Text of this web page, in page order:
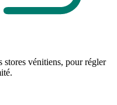
stores vénitiens, pour régler